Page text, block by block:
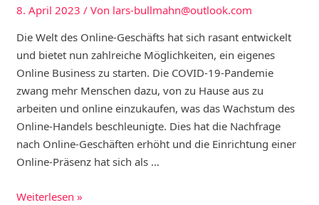
8. April 2023 / Von lars-bullmahn@outlook.com
Die Welt des Online-Geschäfts hat sich rasant entwickelt
und bietet nun zahlreiche Möglichkeiten, ein eigenes
Online Business zu starten. Die COVID-19-Pandemie
zwang mehr Menschen dazu, von zu Hause aus zu
arbeiten und online einzukaufen, was das Wachstum des
Online-Handels beschleunigte. Dies hat die Nachfrage
nach Online-Geschäften erhöht und die Einrichtung einer
Online-Präsenz hat sich als …
Online
Weiterlesen »